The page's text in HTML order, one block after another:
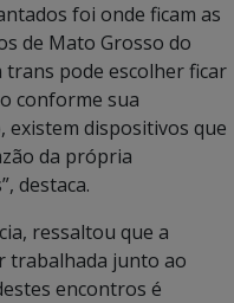
foi onde ficam as
de Mato Grosso do
trans pode escolher ficar
conforme sua
existem dispositivos que
da própria
destaca.
ressaltou que a
trabalhada junto ao
encontros é